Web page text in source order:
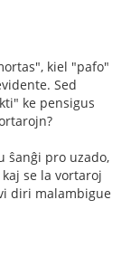
kiel "pafo"
Sed
ke pensigus
ŝanĝi pro uzado,
se la vortaroj
diri malambigue